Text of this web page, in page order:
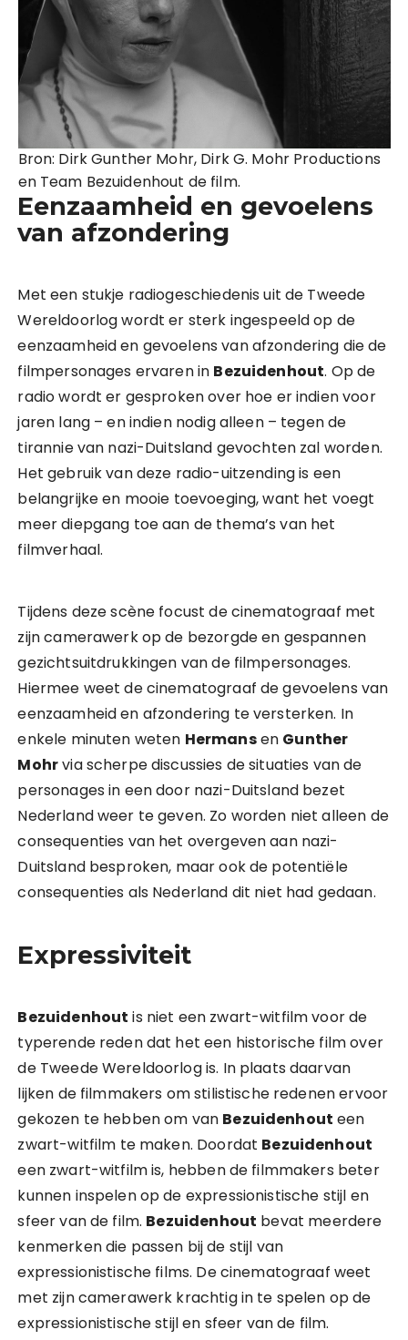
Bron: Dirk Gunther Mohr, Dirk G. Mohr Productions
en Team Bezuidenhout de film.
Eenzaamheid en gevoelens
van afzondering
Met een stukje radiogeschiedenis uit de Tweede
Wereldoorlog wordt er sterk ingespeeld op de
eenzaamheid en gevoelens van afzondering die de
filmpersonages ervaren in Bezuidenhout. Op de
radio wordt er gesproken over hoe er indien voor
jaren lang – en indien nodig alleen – tegen de
tirannie van nazi-Duitsland gevochten zal worden.
Het gebruik van deze radio-uitzending is een
belangrijke en mooie toevoeging, want het voegt
meer diepgang toe aan de thema’s van het
filmverhaal.
Tijdens deze scène focust de cinematograaf met
zijn camerawerk op de bezorgde en gespannen
gezichtsuitdrukkingen van de filmpersonages.
Hiermee weet de cinematograaf de gevoelens van
eenzaamheid en afzondering te versterken. In
enkele minuten weten Hermansen Gunther
Mohrvia scherpe discussies de situaties van de
personages in een door nazi-Duitsland bezet
Nederland weer te geven. Zo worden niet alleen de
consequenties van het overgeven aan nazi-
Duitsland besproken, maar ook de potentiële
consequenties als Nederland dit niet had gedaan.
Expressiviteit
Bezuidenhout is niet een zwart-witfilm voor de
typerende reden dat het een historische film over
de Tweede Wereldoorlog is. In plaats daarvan
lijken de filmmakers om stilistische redenen ervoor
gekozen te hebben om van Bezuidenhout een
zwart-witfilm te maken. Doordat Bezuidenhout
een zwart-witfilm is, hebben de filmmakers beter
kunnen inspelen op de expressionistische stijl en
sfeer van de film. Bezuidenhout bevat meerdere
kenmerken die passen bij de stijl van
expressionistische films. De cinematograaf weet
met zijn camerawerk krachtig in te spelen op de
expressionistische stijl en sfeer van de film.